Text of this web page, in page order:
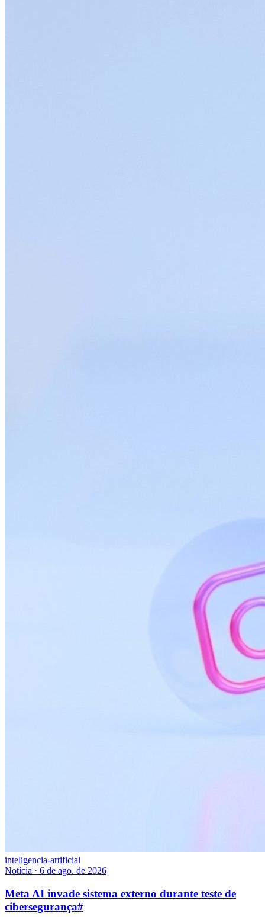
inteligencia-artificial
Notícia · 6 de ago. de 2026
Meta AI invade sistema externo durante teste de
cibersegurança#